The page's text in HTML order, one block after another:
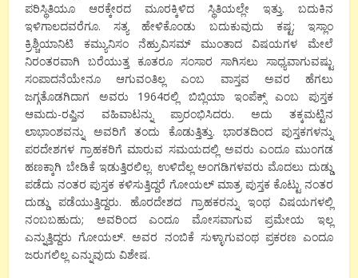
ಪರಿಸ್ಥಿತಿಯೂ ಆರಕ್ಕೇರದ ಮೂರಕ್ಕಿಳಿದ ಸ್ಥಿತಿಯಲ್ಲೇ ಇತ್ತು. ಬದುಕಿನ
ಇಳಿಗಾಲದವರೆಗೂ. ಸತ್ಯ ಹೇಳಿಕೊಂಡು ಬದುಕುವುದು ಕಷ್ಟ; ಇಸ್ಲಾಂ
ಕ್ರಿಶ್ಚಿಯಾನಿಟಿ ಕಮ್ಯುನಿಸಂ ನೆಹ್ರುವಿಸಮ್ ಮುಂತಾದ ವಿಷಯಗಳ ಮೇಲೆ
ನಿರಂತರವಾಗಿ ಬರೆಯುತ್ತ ಕೂತರೂ ಸಂಸಾರ ಸಾಗಿಸಲು ಸಾಧ್ಯವಾಗುವಷ್ಟು
ಸಂಪಾದನೆಯೇನೂ ಆಗುವಂತಿಲ್ಲ ಎಂಬ ವಾಸ್ತವ ಅವರ ಹೆಗಲು
ಜಗ್ಗತೊಡಗಿದಾಗ ಅವರು 1964ರಲ್ಲಿ ಬಿಬ್ಲಿಯಾ ಇಂಪೆಕ್ಸ್ ಎಂಬ ಪುಸ್ತಕ
ಆಮದು-ರಫ್ತಿನ ವಹಿವಾಟನ್ನು ಪ್ರಾರಂಭಿಸಿದರು. ಅದು ತಕ್ಕಮಟ್ಟಿನ
ಲಾಭಾಂಶವನ್ನು ಅವರಿಗೆ ತಂದು ಕೊಡುತ್ತಿತ್ತು. ಭಾರತದಿಂದ ಪುಸ್ತಕಗಳನ್ನು
ಪರದೇಶಗಳ ಗ್ರಾಹಕರಿಗೆ ಮಾರುವ ಸಮಯದಲ್ಲಿ ಅವರು ಎಂದೂ ಮುಂಗಡ
ಹಣಕ್ಕಾಗಿ ಬೇಡಿಕೆ ಇಡುತ್ತಿರಲಿಲ್ಲ. ಉಳಿದೆಲ್ಲ ಅಂಗಡಿಗಳವರು ಮೊದಲು ದುಡ್ಡು
ಪಡೆದು ನಂತರ ಪುಸ್ತಕ ಕಳಿಸುತ್ತಿದ್ದರೆ ಗೋಯಲ್ ಮಾತ್ರ ಪುಸ್ತಕ ಕೊಟ್ಟು ನಂತರ
ದುಡ್ಡು ಪಡೆಯುತ್ತಿದ್ದರು. ಹೊರದೇಶದ ಗ್ರಾಹಕರನ್ನು ಇಂಥ ವಿಷಯಗಳಲ್ಲಿ
ನಂಬಬಹುದು; ಅವರಿಂದ ಎಂದೂ ಮೋಸವಾಗುವ ಪ್ರಮೇಯ ಇಲ್ಲ
ಎನ್ನುತ್ತಿದ್ದರು ಗೋಯಲ್. ಅವರ ನಂಬಿಕೆ ಸುಳ್ಳಾಗುವಂಥ ಪ್ರಕರಣ ಎಂದೂ
ಜರುಗಲಿಲ್ಲ ಎನ್ನುವುದು ವಿಶೇಷ.